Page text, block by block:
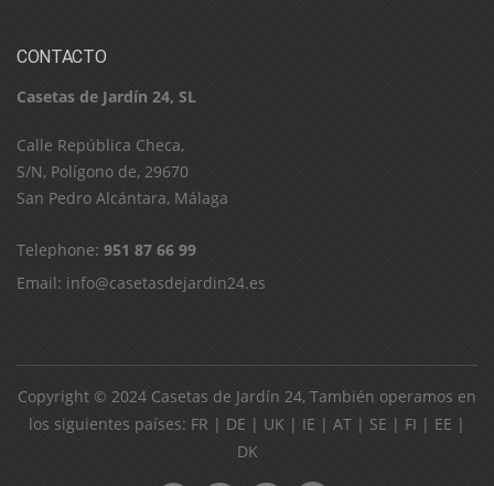
CONTACTO
Casetas de Jardín 24, SL
C​a​l​l​e​ ​R​e​p​ú​b​l​i​c​a​ ​C​h​e​c​a​,​ ​
S​/​N​,​ ​P​o​l​í​g​o​n​o​ ​d​e​,​ ​2​9​6​7​0​
​S​a​n​ ​P​e​d​r​o​ ​A​l​c​á​n​t​a​r​a​,​ ​M​á​l​a​g​a
Telephone: 951 87 66 99
Email: info@casetasdejardin24.es
Copyright © 2024 Casetas de Jardín 24, También operamos en
los siguientes países: FR | DE | UK | IE | AT | SE | FI | EE |
DK